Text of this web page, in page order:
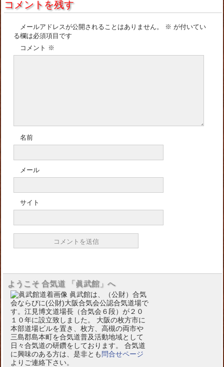
コメントを残す
メールアドレスが公開されることはありません。 ※ が付いてい
る欄は必須項目です
コメント ※
名前
メール
サイト
ようこそ 合気道 「眞武館」へ
眞武館は、（公財）合気
会ならびに(公財)大阪合気会公認合気道場で
す。江見博文道場長（合気会６段）が２０
１０年に設立致しました。 大阪の枚方市に
本部道場ビルを置き、枚方、高槻の両市や
三島郡島本町を合気道普及活動地域として
日々合気道の研鑽をしております。 合気道
に興味のある方は、是非とも 問合せページ
よりご連絡下さい。